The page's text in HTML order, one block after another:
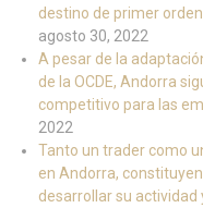
destino de primer
agosto 30, 2022
A pesar de la
de la OCDE, Andorra
competitivo para las
2022
Tanto un trader como
en Andorra,
desarrollar su